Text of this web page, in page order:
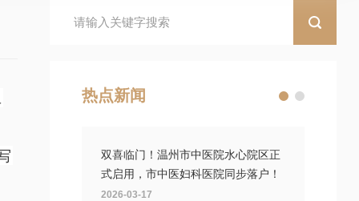
热点新闻
双喜临门！温州市中医院水心院区正
式启用，市中医妇科医院同步落户！
2026-03-17